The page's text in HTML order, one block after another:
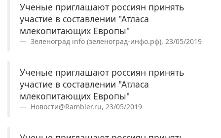
Ученые приглашают россиян принять
участие в составлении "Атласа
млекопитающих Европы"
Зеленоград info (зеленоград-инфо.рф), 23/05/2019
Ученые приглашают россиян принять
участие в составлении "Атласа
млекопитающих Европы"
Новости@Rambler.ru, 23/05/2019